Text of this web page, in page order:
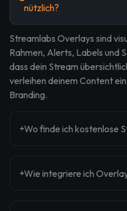
nützlich?
Streamlabs Overlays sind
Rahmen, Alerts, Labels und
dass dein Stream
verleihen deinem Content
Branding.
Wo finde ich kostenlose
Wie integriere ich